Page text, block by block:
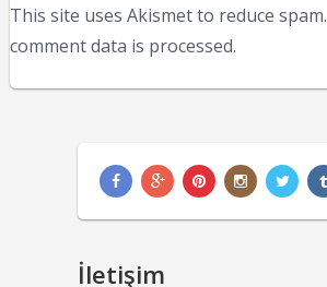
This site uses Akismet to reduce spam.
comment data is processed.
İletişim